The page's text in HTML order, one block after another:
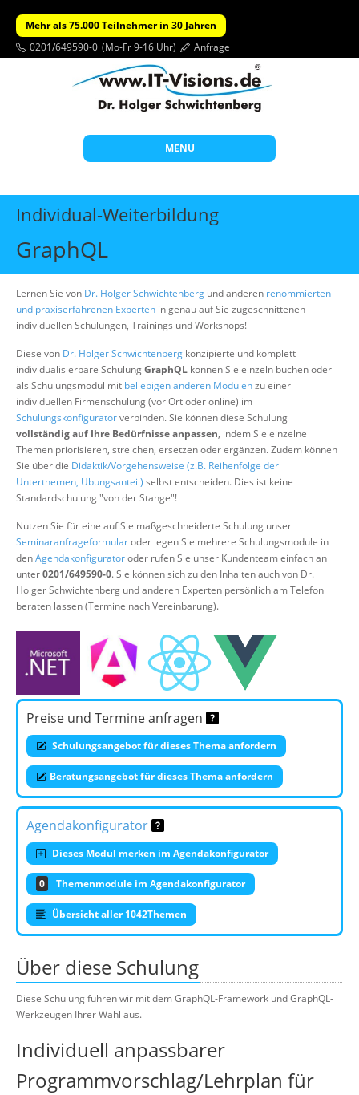
Mehr als 75.000 Teilnehmer in 30 Jahren
0201/649590-0 (Mo-Fr 9-16 Uhr) Anfrage
MENU
Start
Themen
Beratung
Offene Seminare
Über uns
Suche
Individual-Weiterbildung
GraphQL
Lernen Sie von Dr. Holger Schwichtenberg und anderen renommierten
und praxiserfahrenen Experten in genau auf Sie zugeschnittenen
individuellen Schulungen, Trainings und Workshops!
Diese von Dr. Holger Schwichtenberg konzipierte und komplett
individualisierbare SchulungGraphQL können Sie einzeln buchen oder
als Schulungsmodul mit beliebigen anderen Modulenzu einer
individuellen Firmenschulung (vor Ort oder online) im
Schulungskonfiguratorverbinden. Sie können diese Schulung
vollständig auf Ihre Bedürfnisse anpassen, indem Sie einzelne
Themen priorisieren, streichen, ersetzen oder ergänzen. Zudem können
Sie über die Didaktik/Vorgehensweise (z.B. Reihenfolge der
Unterthemen, Übungsanteil) selbst entscheiden. Dies ist keine
Standardschulung "von der Stange"!
Nutzen Sie für eine auf Sie maßgeschneiderte Schulung unser
Seminaranfrageformularoder legen Sie mehrere Schulungsmodule in
denAgendakonfiguratoroder rufen Sie unser Kundenteam einfach an
unter0201/649590-0. Sie können sich zu den Inhalten auch von Dr.
Holger Schwichtenberg und anderen Experten persönlich am Telefon
beraten lassen (Termine nach Vereinbarung).
Preise und Termine anfragen
Schulungsangebot für dieses Thema anfordern
Beratungsangebot für dieses Thema anfordern
Agendakonfigurator
Dieses Modul merken im Agendakonfigurator
0 Themenmodule im Agendakonfigurator
Übersicht aller 1042Themen
Über diese Schulung
Diese Schulung führen wir mit dem GraphQL-Framework und GraphQL-
Werkzeugen Ihrer Wahl aus.
Individuell anpassbarer
Programmvorschlag/Lehrplan für